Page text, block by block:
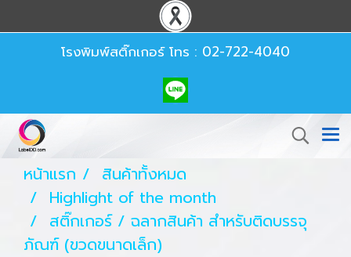
โรงพิมพ์สติ๊กเกอร์โทร : 02-722-4040
หน้าแรก
สินค้าทั้งหมด
Highlight of the month
สติ๊กเกอร์ / ฉลากสินค้า สำหรับติดบรรจุ
ภัณฑ์ (ขวดขนาดเล็ก)